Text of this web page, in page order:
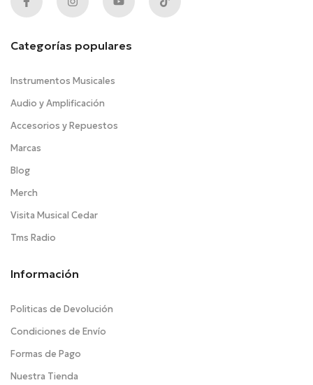
Categorías populares
Instrumentos Musicales
Audio y Amplificación
Accesorios y Repuestos
Marcas
Blog
Merch
Visita Musical Cedar
Tms Radio
Información
Politicas de Devolución
Condiciones de Envío
Formas de Pago
Nuestra Tienda